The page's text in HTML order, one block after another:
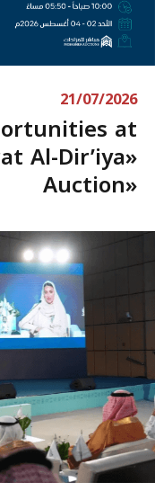
21/07/2026
at
Al-Dir’iya»
Auction»